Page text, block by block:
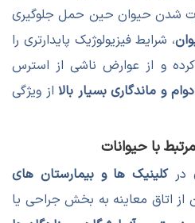
پرت شدن حیوان حین حمل جلوگیری
، شرایط فیزیولوژیک پایدارتری را
کرده و از عوارض ناشی از استرس
دوام و ماندگاری بسیار بالااز ویژگی
با حیوانات
درکلینیک ها و بیمارستان های
از اتاق معاینه به بخش جراحی یا